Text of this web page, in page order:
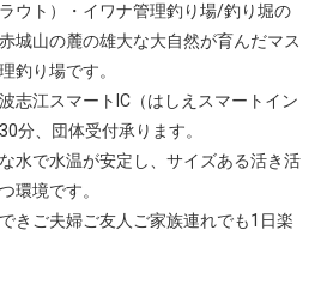
ウト）・イワナ管理釣り場/釣り堀の
城山の麓の雄大な大自然が育んだマス
釣り場です。
志江スマートIC（はしえスマートイン
分、団体受付承ります。
水で水温が安定し、サイズある活き活
環境です。
きご夫婦ご友人ご家族連れでも1日楽